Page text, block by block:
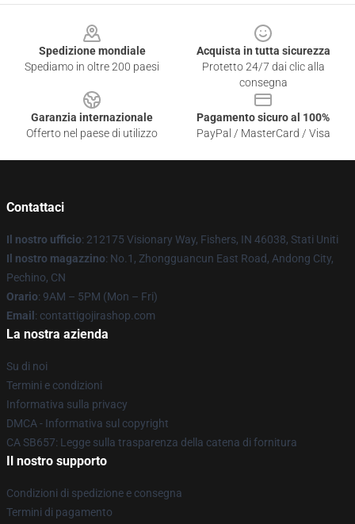
Spedizione mondiale
Spediamo in oltre 200 paesi
Acquista in tutta sicurezza
Protetto 24/7 dai clic alla
consegna
Garanzia internazionale
Offerto nel paese di utilizzo
Pagamento sicuro al 100%
PayPal / MasterCard / Visa
Contattaci
Il nostro ufficio: 212175 Visionary Way, Fishers, IN 46038, Stati Uniti
Il nostro magazzino: No.1, Zhongguancun East Road, Andong City,
Pechino, CN
Orario: 9AM – 5PM (Mon – Fri)
Email : contattigojirashop.com
La nostra azienda
Su di noi
Termini e condizioni
Informativa sulla privacy
DMCA - Informativa sul copyright
CA SB657: Legge sulla trasparenza della catena di fornitura
Il nostro supporto
Condizioni di spedizione e consegna
Termini di pagamento